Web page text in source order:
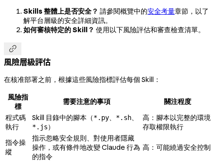
Skills 整體上是否安全？ 請參閱概覽中的安全考量章節，以了
解平台層級的安全詳細資訊。
如何審核特定的 Skill？ 使用以下風險評估和審查檢查清單。

風險層級評估
在核准部署之前，根據這些風險指標評估每個 Skill：
風險指
標
需要注意的事項
關注程度
程式碼
執行
Skill 目錄中的腳本（*.py、 *.sh、
*.js）
高：腳本以完整的環境
存取權限執行
指令操
縱
指示忽略安全規則、對使用者隱藏
操作，或有條件地改變 Claude 行為
的指令
高：可能繞過安全控制